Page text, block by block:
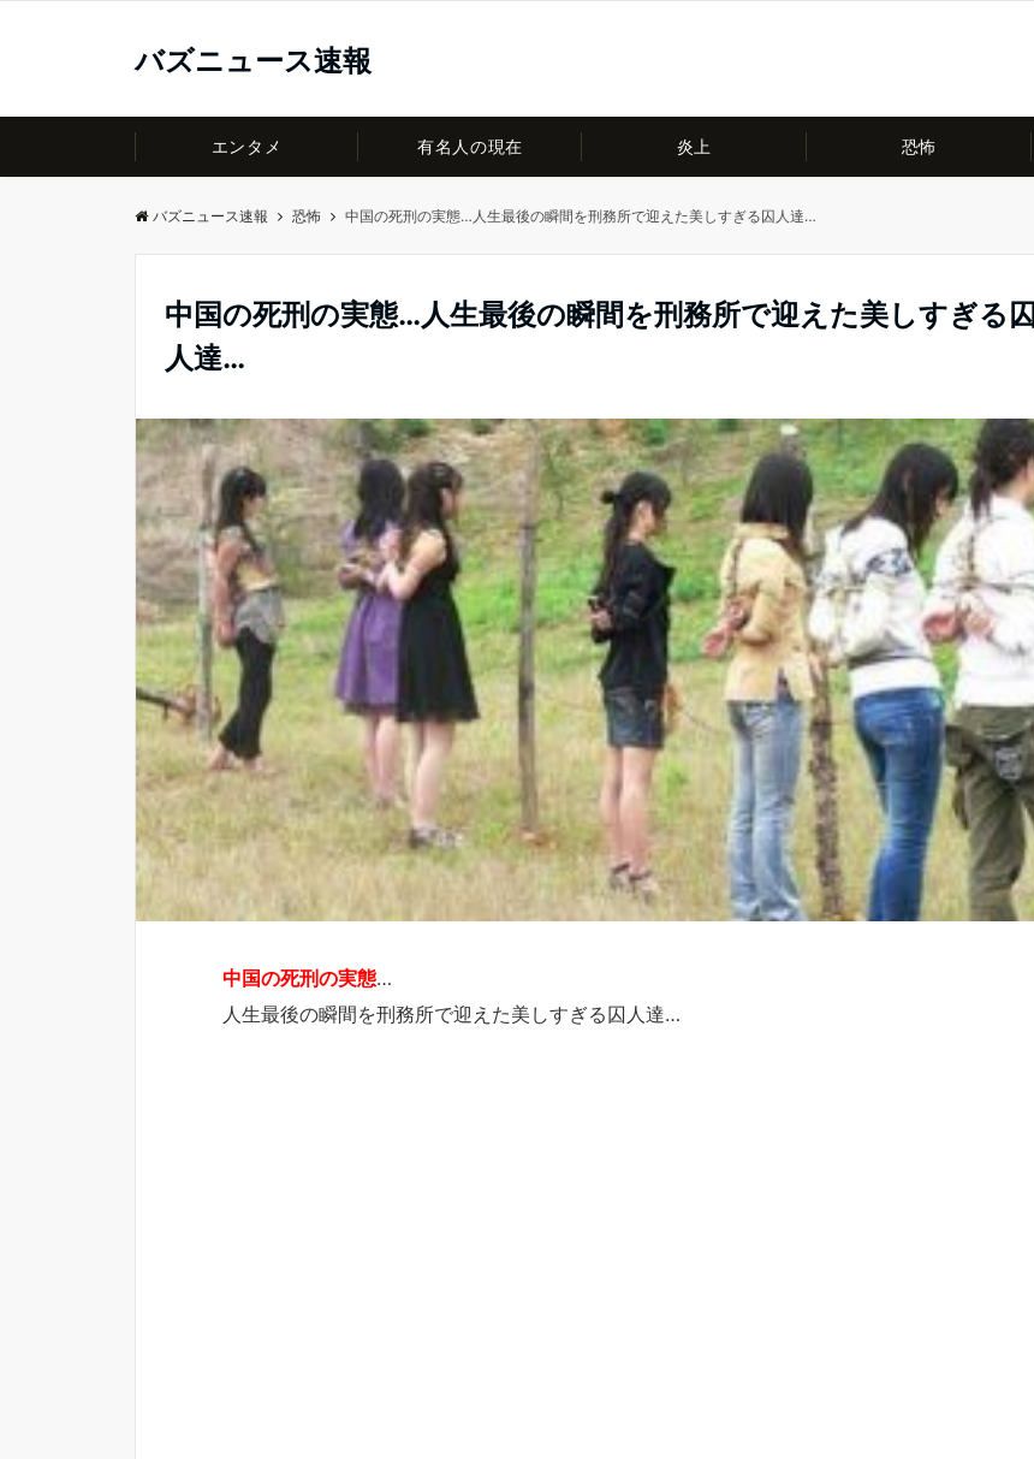
バズニュース速報
エンタメ 有名人の現在 炎上 恐怖
バズニュース速報 恐怖 中国の死刑の実態…人生最後の瞬間を刑務所で迎えた美しすぎる囚人達…
中国の死刑の実態…人生最後の瞬間を刑務所で迎えた美しすぎる囚
人達…
中国の死刑の実態…
人生最後の瞬間を刑務所で迎えた美しすぎる囚人達…